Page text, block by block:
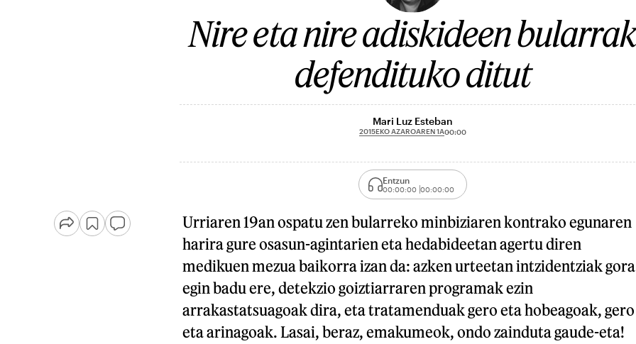
Nire eta nire adiskideen bularrak
defendituko ditut
Mari Luz Esteban
2015EKO AZAROAREN 1A00:00
Entzun
00:00:00 00:00:00
Urriaren 19an ospatu zen bularreko minbiziaren kontrako egunaren
harira gure osasun-agintarien eta hedabideetan agertu diren
medikuen mezua baikorra izan da: azken urteetan intzidentziak gora
egin badu ere, detekzio goiztiarraren programak ezin
arrakastatsuagoak dira, eta tratamenduak gero eta hobeagoak, gero
eta arinagoak. Lasai, beraz, emakumeok, ondo zainduta gaude-eta!